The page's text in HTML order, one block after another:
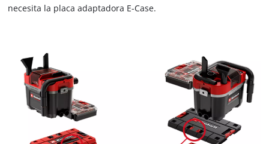
necesita la placa adaptadora E-Case.